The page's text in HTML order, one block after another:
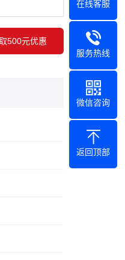
在线客服
服务热线
微信咨询
返回顶部